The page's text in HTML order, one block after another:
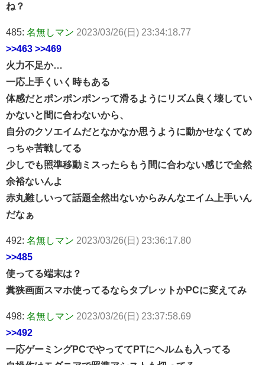
ね？
485: 名無しマン 2023/03/26(日) 23:34:18.77
>>463 >>469
火力不足か…
一応上手くいく時もある
体感だとポンポンポンって滑るようにリズム良く壊してい
かないと間に合わないから、
自分のクソエイムだとなかなか思うように動かせなくてめ
っちゃ苦戦してる
少しでも照準移動ミスったらもう間に合わない感じで全然
余裕ないんよ
赤丸難しいって話題全然出ないからみんなエイム上手いん
だなぁ
492: 名無しマン 2023/03/26(日) 23:36:17.80
>>485
使ってる端末は？
糞狭画面スマホ使ってるならタブレットかPCに変えてみ
498: 名無しマン 2023/03/26(日) 23:37:58.69
>>492
一応ゲーミングPCでやっててPTにヘルムも入ってる